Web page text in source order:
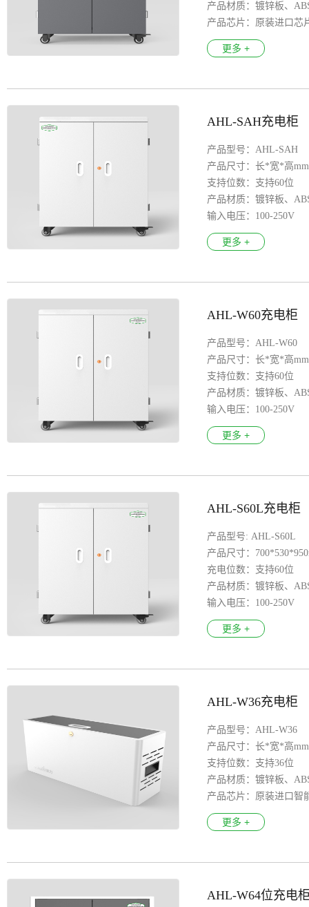
产品材质：镀锌板、
产品芯片：原装进口芯
输入电压：100-250V
输出接口：每路5V，2A
LED指示灯：智能识别
安全认证：3C CE FCC
更多 +
AHL-SAH充电柜
产品型号：AHL-SAH
产品尺寸：长*宽*高
支持位数：支持60位
产品材质：镀锌板、
输入电压：100-250V
产品特色：漏电保护、
万 向 轮 ：医疗万向轮
更多 +
AHL-W60充电柜
产品型号：AHL-W60
产品尺寸：长*宽*高
支持位数：支持60位
产品材质：镀锌板、
输入电压：100-250V
产品特色：漏电保护、
万 向 轮 ：医疗万向轮
支持系统：Aandroid安
更多 +
AHL-S60L充电柜
产品型号: AHL-S60L
产品尺寸：
充电位数：支持60位
产品材质：镀锌板、
输入电压：100-250V
产品特色：漏电保护、
万向轮 ：医疗万向轮
更多 +
AHL-W36充电柜
产品型号：AHL-W36
产品尺寸：长*宽*高
支持位数：支持36位
产品材质：镀锌板、
产品芯片：原装进口智
输入电压：100-250V
输出接口：每路5V，1A
LED指示灯：智能识别
更多 +
AHL-W64位充电